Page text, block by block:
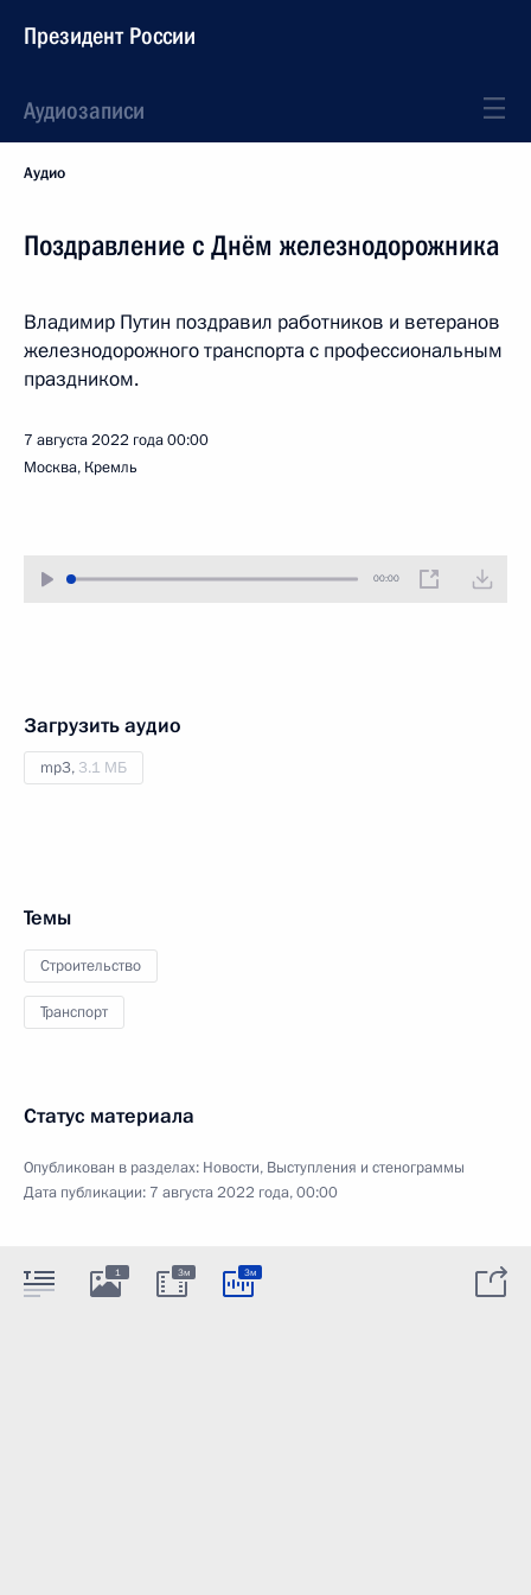
Президент России
Аудиозаписи
Аудио
Поздравление с Днём железнодорожника
Владимир Путин поздравил работников и ветеранов
железнодорожного транспорта с профессиональным
праздником.
7 августа 2022 года00:00
Москва, Кремль
00:00
Загрузить аудио
mp3, 3.1 МБ
Темы
Строительство
Транспорт
Статус материала
Опубликован в разделах: Новости, Выступления и стенограммы
Дата публикации: 7 августа 2022 года, 00:00
1 3м 3м